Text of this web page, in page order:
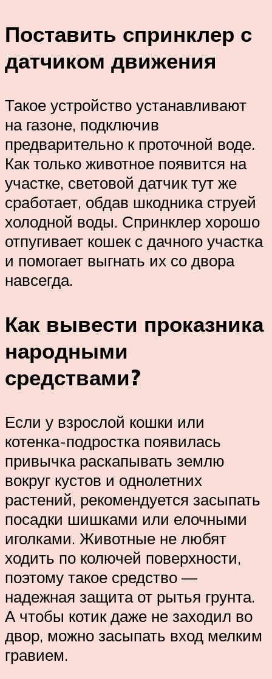
Поставить спринклер с
датчиком движения
Такое устройство устанавливают
на газоне, подключив
предварительно к проточной воде.
Как только животное появится на
участке, световой датчик тут же
сработает, обдав шкодника струей
холодной воды. Спринклер хорошо
отпугивает кошек с дачного участка
и помогает выгнать их со двора
навсегда.
Как вывести проказника
народными
средствами?
Если у взрослой кошки или
котенка-подростка появилась
привычка раскапывать землю
вокруг кустов и однолетних
растений, рекомендуется засыпать
посадки шишками или елочными
иголками. Животные не любят
ходить по колючей поверхности,
поэтому такое средство —
надежная защита от рытья грунта.
А чтобы котик даже не заходил во
двор, можно засыпать вход мелким
гравием.